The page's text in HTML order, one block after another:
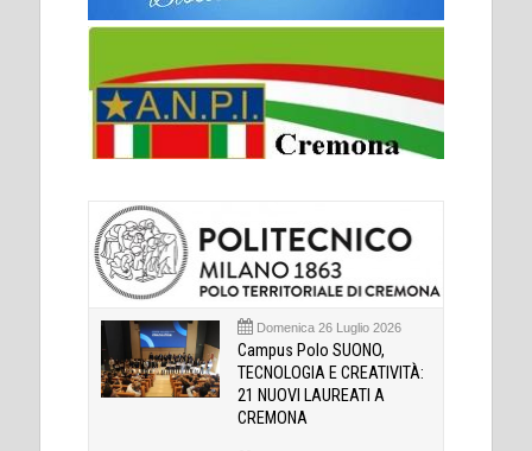
Domenica 26 Luglio 2026
Campus Polo SUONO,
TECNOLOGIA E CREATIVITÀ:
21 NUOVI LAUREATI A
CREMONA